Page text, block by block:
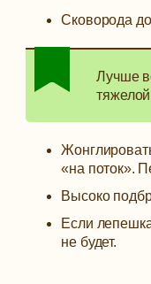
Сковорода
Лучше
«на поток».
Высоко
Если
не будет.